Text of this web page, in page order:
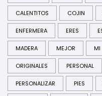
CALENTITOS COJIN
ENFERMERA ERES
MADERA MEJOR MI
ORIGINALES PERSONAL
PERSONALIZAR PIES